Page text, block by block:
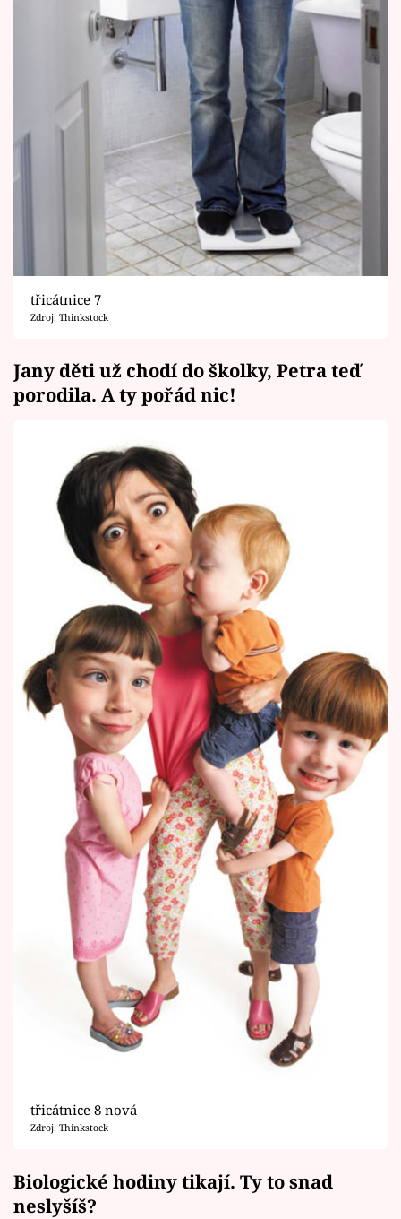
třicátnice 7
Zdroj: Thinkstock
Jany děti už chodí do školky, Petra teď
porodila. A ty pořád nic!
třicátnice 8 nová
Zdroj: Thinkstock
Biologické hodiny tikají. Ty to snad
neslyšíš?